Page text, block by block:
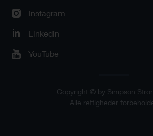
Instagram
Linkedin
YouTube
Copyright © by Simpson
Alle rettigheder